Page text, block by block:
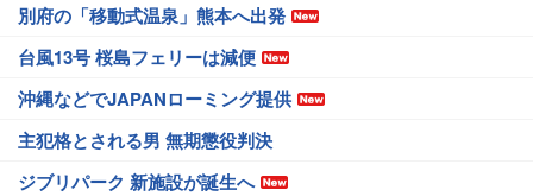
別府の「移動式温泉」熊本へ出発
台風13号 桜島フェリーは減便
沖縄などでJAPANローミング提供
主犯格とされる男 無期懲役判決
ジブリパーク 新施設が誕生へ